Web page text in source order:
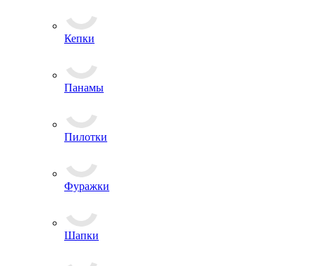
Кепки
Панамы
Пилотки
Фуражки
Шапки